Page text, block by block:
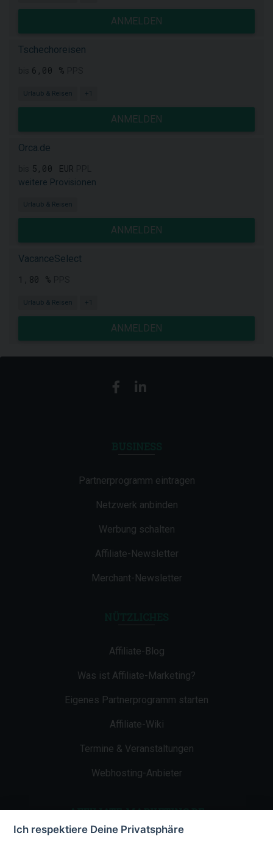
ANMELDEN
Tschechoreisen
6,00 %
Urlaub & Reisen +1
ANMELDEN
Orca.de
5,00 EUR
weitere Provisionen
Urlaub & Reisen
ANMELDEN
VacanceSelect
1,80 %
Urlaub & Reisen +1
ANMELDEN
Partnerprogramm eintragen
Netzwerk anbinden
Werbung schalten
Affiliate-Newsletter
Merchant-Newsletter
Affiliate-Blog
Was ist Affiliate-Marketing?
Eigenes Partnerprogramm starten
Affiliate-Wiki
Termine & Veranstaltungen
Webhosting-Anbieter
AFFILIATE-MARKETING.DE
Ich respektiere Deine Privatsphäre